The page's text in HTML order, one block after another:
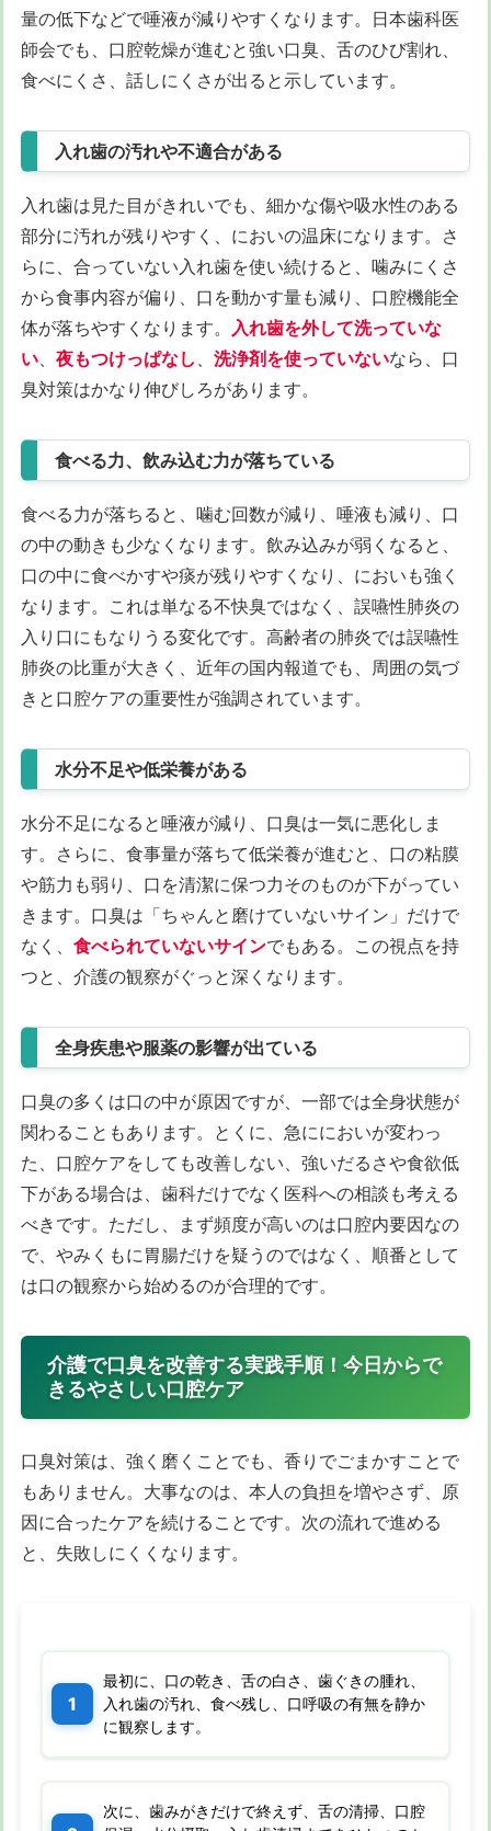
量の低下などで唾液が減りやすくなります。日本歯科医
師会でも、口腔乾燥が進むと強い口臭、舌のひび割れ、
食べにくさ、話しにくさが出ると示しています。
入れ歯の汚れや不適合がある
入れ歯は見た目がきれいでも、細かな傷や吸水性のある
部分に汚れが残りやすく、においの温床になります。さ
らに、合っていない入れ歯を使い続けると、噛みにくさ
から食事内容が偏り、口を動かす量も減り、口腔機能全
体が落ちやすくなります。
入れ歯を外して洗っていな
い
夜もつけっぱなし 洗浄剤を使っていないなら、口
臭対策はかなり伸びしろがあります。
食べる力、飲み込む力が落ちている
食べる力が落ちると、噛む回数が減り、唾液も減り、口
の中の動きも少なくなります。飲み込みが弱くなると、
口の中に食べかすや痰が残りやすくなり、においも強く
なります。これは単なる不快臭ではなく、誤嚥性肺炎の
入り口にもなりうる変化です。高齢者の肺炎では誤嚥性
肺炎の比重が大きく、近年の国内報道でも、周囲の気づ
きと口腔ケアの重要性が強調されています。
水分不足や低栄養がある
水分不足になると唾液が減り、口臭は一気に悪化しま
す。さらに、食事量が落ちて低栄養が進むと、口の粘膜
や筋力も弱り、口を清潔に保つ力そのものが下がってい
きます。口臭は「ちゃんと磨けていないサイン」だけで
なく、 食べられていないサインでもある。この視点を持
つと、介護の観察がぐっと深くなります。
全身疾患や服薬の影響が出ている
口臭の多くは口の中が原因ですが、一部では全身状態が
関わることもあります。とくに、急ににおいが変わっ
た、口腔ケアをしても改善しない、強いだるさや食欲低
下がある場合は、歯科だけでなく医科への相談も考える
べきです。ただし、まず頻度が高いのは口腔内要因なの
で、やみくもに胃腸だけを疑うのではなく、順番として
は口の観察から始めるのが合理的です。
介護で口臭を改善する実践手順！今日からで
きるやさしい口腔ケア
口臭対策は、強く磨くことでも、香りでごまかすことで
もありません。大事なのは、本人の負担を増やさず、原
因に合ったケアを続けることです。次の流れで進める
と、失敗しにくくなります。
最初に、口の乾き、舌の白さ、歯ぐきの腫れ、
入れ歯の汚れ、食べ残し、口呼吸の有無を静か
に観察します。
次に、歯みがきだけで終えず、舌の清掃、口腔